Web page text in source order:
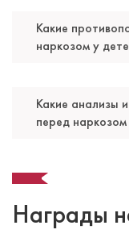
под закисью
Стаж работы:
Какие
наркозом у
Какие анализы
перед наркозом
Награды